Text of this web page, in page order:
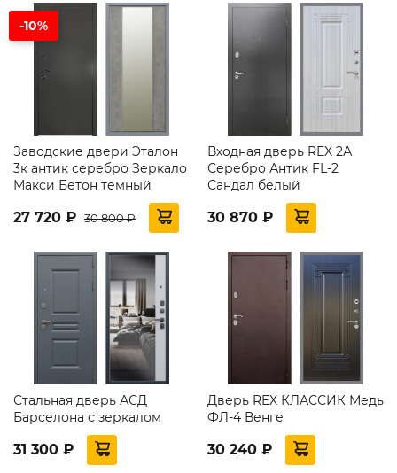
-10%
Заводские двери Эталон
3к антик серебро Зеркало
Макси Бетон темный
27 720 ₽ 30 800 ₽
Входная дверь REX 2А
Серебро Антик FL-2
Сандал белый
30 870 ₽
Стальная дверь АСД
Барселона с зеркалом
31 300 ₽
Дверь REX КЛАССИК Медь
ФЛ-4 Венге
30 240 ₽